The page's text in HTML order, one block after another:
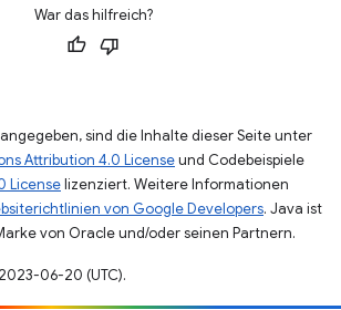
War das hilfreich?
sind die Inhalte dieser Seite unter
Attribution 4.0 Licenseund Codebeispiele
Licenselizenziert. Weitere Informationen
von Google Developers. Java ist
von Oracle und/oder seinen Partnern.
06-20 (UTC).